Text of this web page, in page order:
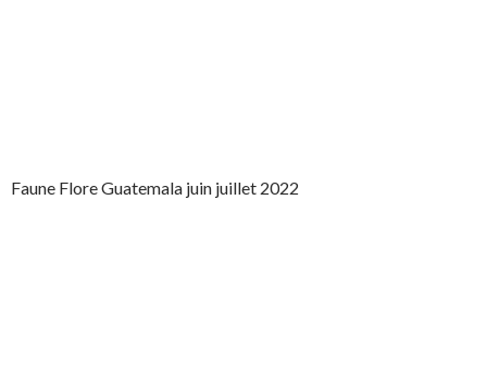
Faune Flore Guatemala juin juillet 2022